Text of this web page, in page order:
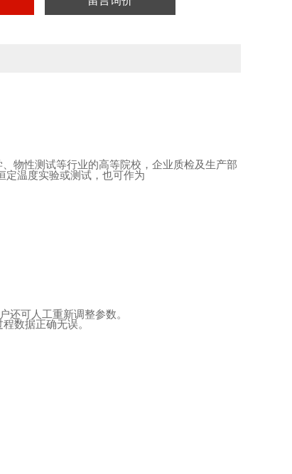
物性测试等行业的高等院校，企业质检及生产部
定温度实验或测试，也可作为
还可人工重新调整参数。
数据正确无误。